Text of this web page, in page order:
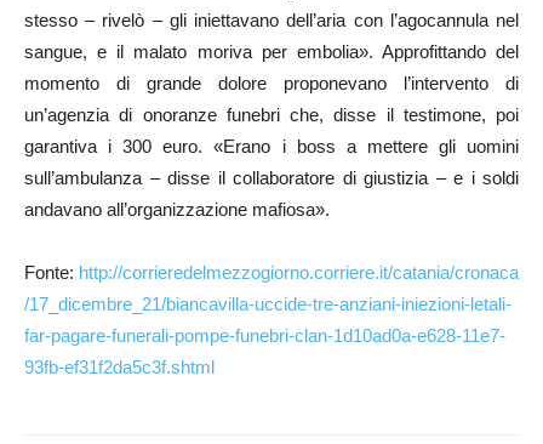
stesso – rivelò – gli iniettavano dell’aria con l’agocannula nel
sangue, e il malato moriva per embolia». Approfittando del
momento di grande dolore proponevano l’intervento di
un’agenzia di onoranze funebri che, disse il testimone, poi
garantiva i 300 euro. «Erano i boss a mettere gli uomini
sull’ambulanza – disse il collaboratore di giustizia – e i soldi
andavano all’organizzazione mafiosa».
Fonte: http://corrieredelmezzogiorno.corriere.it/catania/cronaca
/17_dicembre_21/biancavilla-uccide-tre-anziani-iniezioni-letali-
far-pagare-funerali-pompe-funebri-clan-1d10ad0a-e628-11e7-
93fb-ef31f2da5c3f.shtml